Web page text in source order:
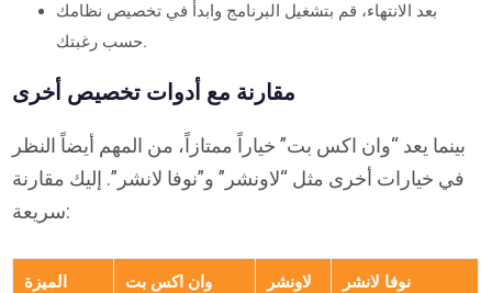
بعد الانتهاء، قم بتشغيل البرنامج وابدأ في تخصيص نظامك
حسب رغبتك.
مقارنة مع أدوات تخصيص أخرى
بينما يعد “وان اكس بت” خياراً ممتازاً، من المهم أيضاً النظر
في خيارات أخرى مثل “لاونشر” و”نوفا لانشر”. إليك مقارنة
سريعة:
الميزة وان اكس بت لاونشر نوفا لانشر